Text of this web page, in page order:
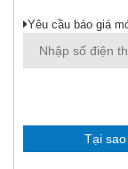
Yêu cầu báo giá
Tại